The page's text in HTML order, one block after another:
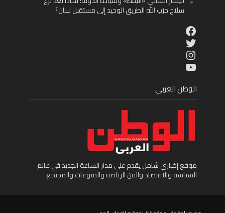
سلاح حزب الله الطريق الوحيد إلى مستقبل لبنان؟
Facebook
Twitter
Instagram
YouTube
الوطن العربي
موقع إخباري شامل يقدم على مدار الساعة الجديد في عالم
السياسة والاقتصاد والفن الرياضة والمنوعات والمجتمع